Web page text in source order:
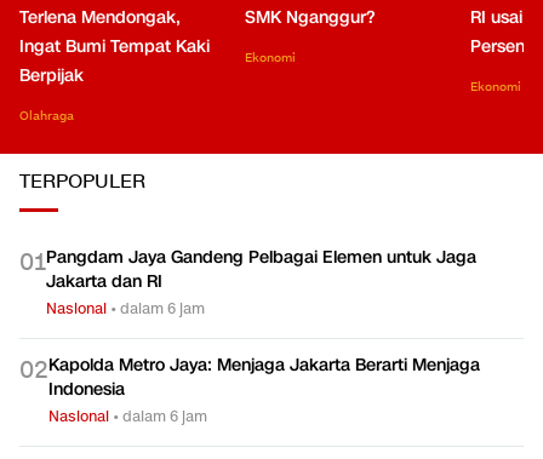
Terlena Mendongak,
Ingat Bumi Tempat Kaki
Berpijak
Olahraga
SMK Nganggur?
Ekonomi
RI usai
Persen
Ekonomi
TERPOPULER
01Pangdam Jaya Gandeng Pelbagai Elemen untuk Jaga
Jakarta dan RI
Nasional •dalam 6 jam
02Kapolda Metro Jaya: Menjaga Jakarta Berarti Menjaga
Indonesia
Nasional •dalam 6 jam